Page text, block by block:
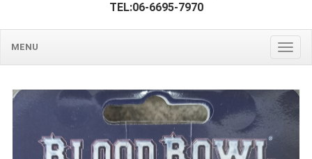
TEL:06-6695-7970
MENU